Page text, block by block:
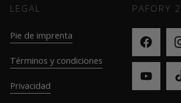
LEGAL
Pie de imprenta
Términos y condiciones
Privacidad
PAFORY